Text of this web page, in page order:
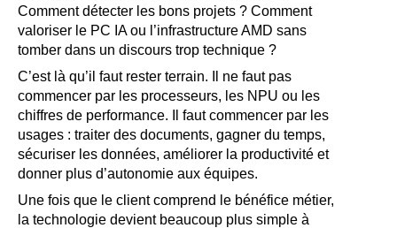
Comment détecter les bons projets ? Comment
valoriser le PC IA ou l’infrastructure AMD sans
tomber dans un discours trop technique ?
C’est là qu’il faut rester terrain. Il ne faut pas
commencer par les processeurs, les NPU ou les
chiffres de performance. Il faut commencer par les
usages : traiter des documents, gagner du temps,
sécuriser les données, améliorer la productivité et
donner plus d’autonomie aux équipes.
Une fois que le client comprend le bénéfice métier,
la technologie devient beaucoup plus simple à